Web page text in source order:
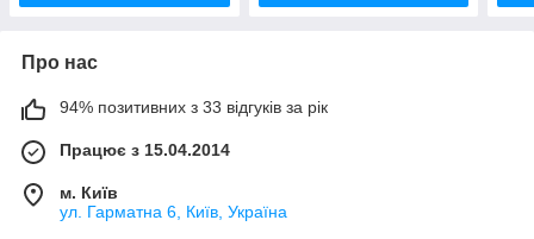
Про нас
94% позитивних з 33 відгуків за рік
Працює з 15.04.2014
м. Київ
ул. Гарматна 6, Київ, Україна